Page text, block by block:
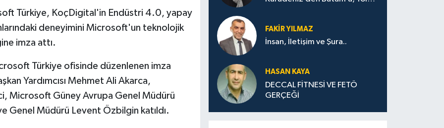
Türkiye, KoçDigital'in Endüstri 4.0, yapay
deneyimini Microsoft'un teknolojik
imza attı.
Türkiye ofisinde düzenlenen imza
Yardımcısı Mehmet Ali Akarca,
Microsoft Güney Avrupa Genel Müdürü
Genel Müdürü Levent Özbilgin katıldı.
FAKIR YILMAZ
İnsan, İletişim ve Şura..
HASAN KAYA
DECCAL FİTNESİ VE FETÖ
GERÇEĞİ